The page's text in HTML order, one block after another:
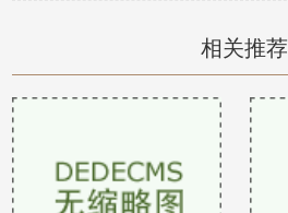
相关推荐